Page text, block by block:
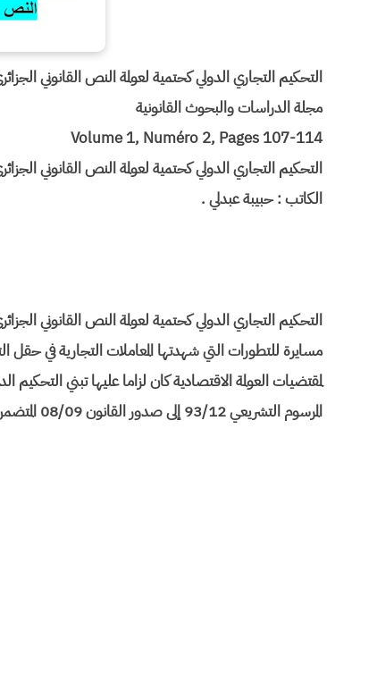
التحكيم التجاري الدولي كحتمية لعولمة النص القانوني
مجلة الدراسات والبحوث القانونية
Volume 1, Numéro 2, Pages 107-114
التحكيم التجاري الدولي كحتمية لعولمة النص القانوني
الكاتب : حبيبة عبدلي .
التحكيم التجاري الدولي كحتمية لعولمة النص القانوني
مسايرة للتطورات التي شهدتها المعاملات التجارية في حقل
لمقتضيات العولمة الاقتصادية كان لزاما عليها تبني
المرسوم التشريعي 93/12 إلى صدور القانون 08/09 المتضمن قانون الإجراءات المدنية و الإدارية.